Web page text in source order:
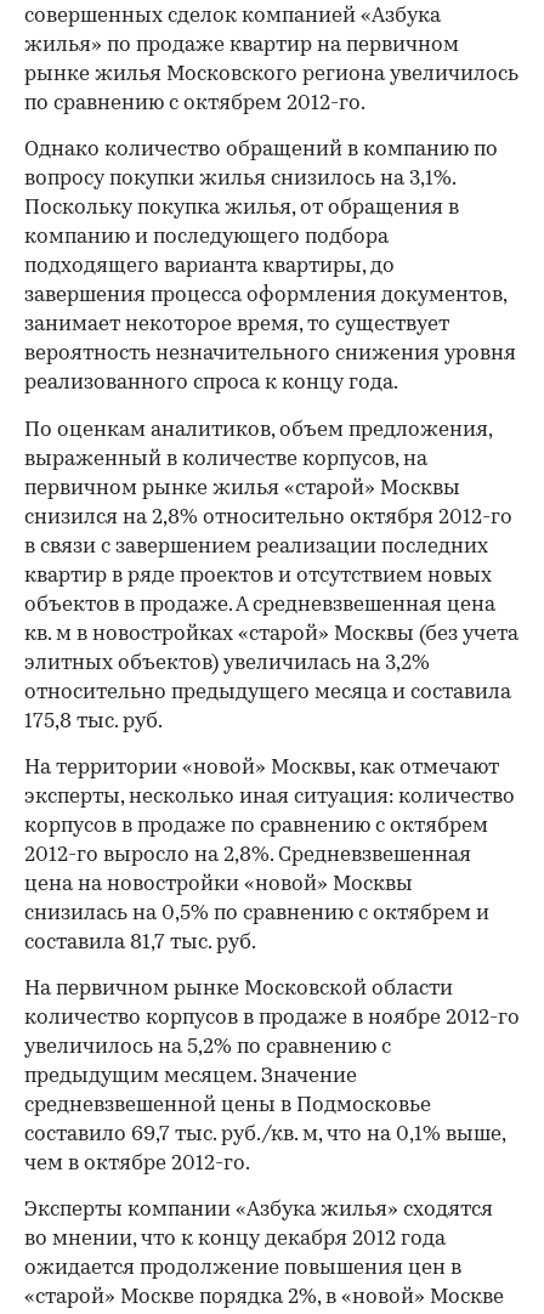
совершенных сделок компанией «Азбука
жилья» по продаже квартир на первичном
рынке жилья Московского региона увеличилось
по сравнению с октябрем 2012-го.
Однако количество обращений в компанию по
вопросу покупки жилья снизилось на 3,1%.
Поскольку покупка жилья, от обращения в
компанию и последующего подбора
подходящего варианта квартиры, до
завершения процесса оформления документов,
занимает некоторое время, то существует
вероятность незначительного снижения уровня
реализованного спроса к концу года.
00:00 / 00:00
По оценкам аналитиков, объем предложения,
выраженный в количестве корпусов, на
первичном рынке жилья «старой» Москвы
снизился на 2,8% относительно октября 2012-го
в связи с завершением реализации последних
квартир в ряде проектов и отсутствием новых
объектов в продаже. А средневзвешенная цена
кв. м в новостройках «старой» Москвы (без учета
элитных объектов) увеличилась на 3,2%
относительно предыдущего месяца и составила
175,8 тыс. руб.
На территории «новой» Москвы, как отмечают
эксперты, несколько иная ситуация: количество
корпусов в продаже по сравнению с октябрем
2012-го выросло на 2,8%. Средневзвешенная
цена на новостройки «новой» Москвы
снизилась на 0,5% по сравнению с октябрем и
составила 81,7 тыс. руб.
На первичном рынке Московской области
количество корпусов в продаже в ноябре 2012-го
увеличилось на 5,2% по сравнению с
предыдущим месяцем. Значение
средневзвешенной цены в Подмосковье
составило 69,7 тыс. руб./кв. м, что на 0,1% выше,
чем в октябре 2012-го.
Эксперты компании «Азбука жилья» сходятся
во мнении, что к концу декабря 2012 года
ожидается продолжение повышения цен в
«старой» Москве порядка 2%, в «новой» Москве